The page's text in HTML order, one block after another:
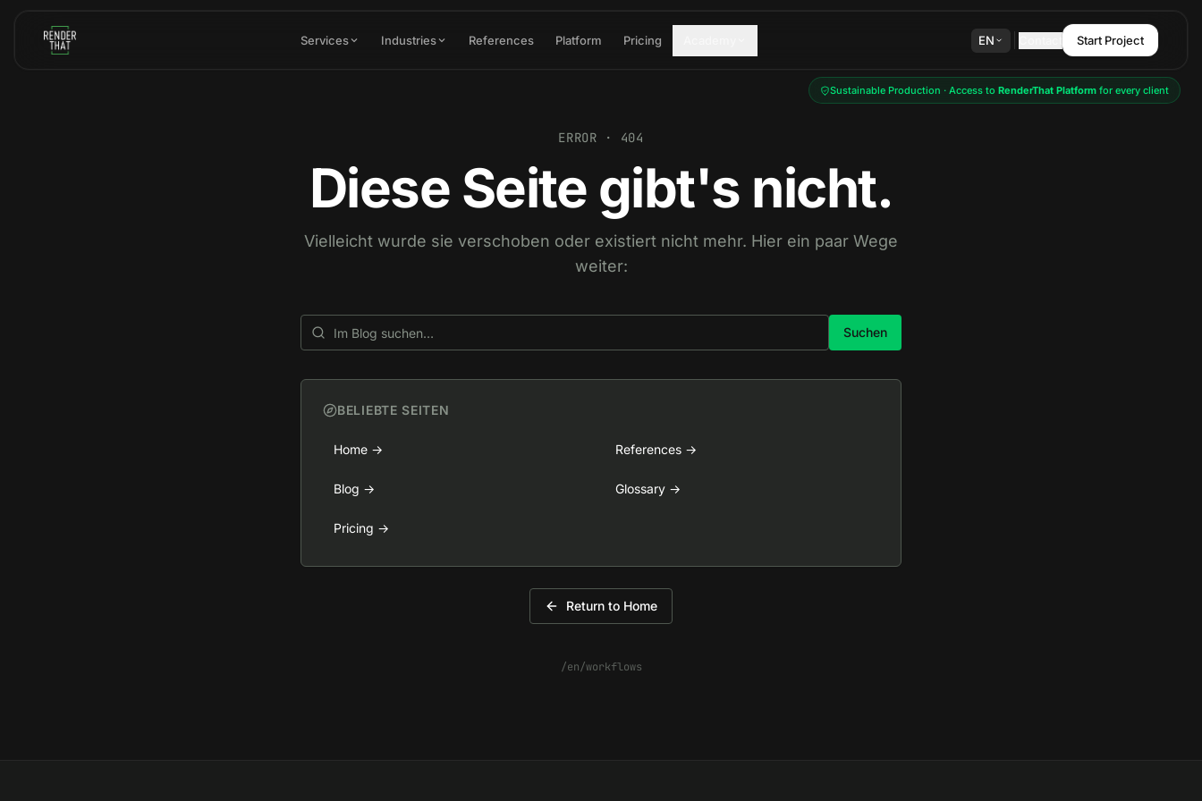
Services Industries References Platform Pricing EN Start Project
Sustainable Production · Access to RenderThat Platform for every client
ERROR · 404
Diese Seite gibt's nicht.
Vielleicht wurde sie verschoben oder existiert nicht mehr. Hier ein paar Wege
weiter:
Suchen
BELIEBTE SEITEN
Home → References →
Blog → Glossary →
Pricing →
Return to Home
/en/workflows